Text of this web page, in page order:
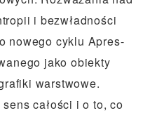
i bezwładności
nowego cyklu Apres-
jako obiekty
warstwowe.
całości i o to, co